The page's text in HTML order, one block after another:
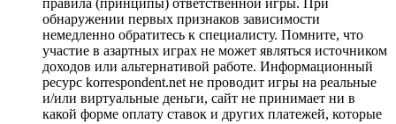
обнаружении первых признаков зависимости
немедленно обратитесь к специалисту. Помните, что
участие в азартных играх не может являться источником
доходов или альтернативой работе. Информационный
ресурс korrespondent.net не проводит игры на реальные
и/или виртуальные деньги, сайт не принимает ни в
какой форме оплату ставок и других платежей, которые